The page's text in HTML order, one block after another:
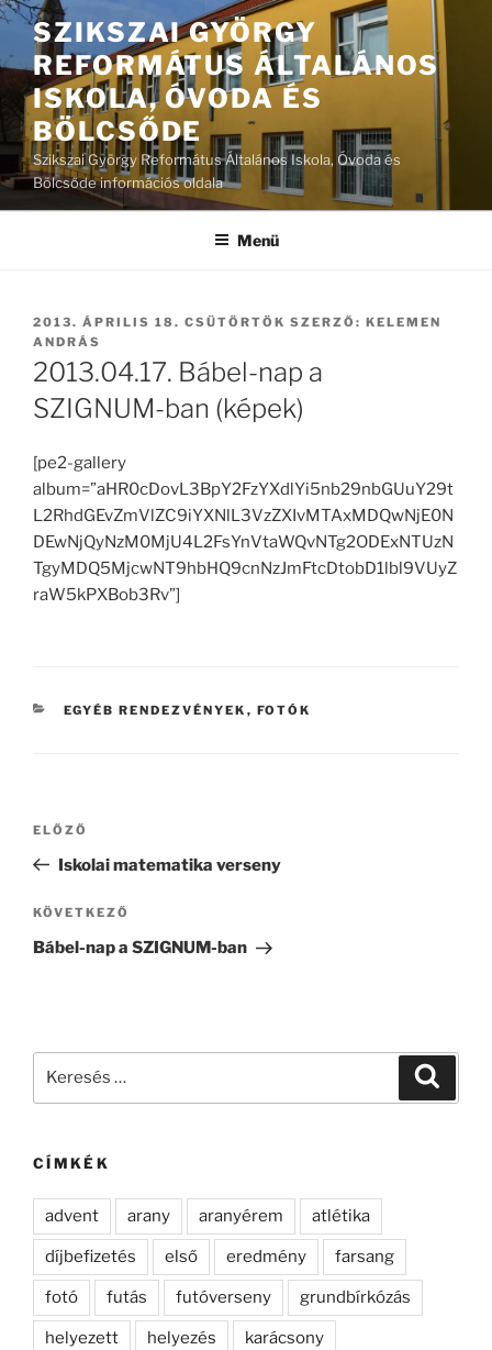
Tartalomhoz
SZIKSZAI GYÖRGY
REFORMÁTUS ÁLTALÁNOS
ISKOLA, ÓVODA ÉS
BÖLCSŐDE
Szikszai György Református Általános Iskola, Óvoda és
Bölcsőde információs oldala
Menü
BEKÜLDVE:
2013. ÁPRILIS 18. CSÜTÖRTÖK SZERZŐ: KELEMEN
ANDRÁS
2013.04.17. Bábel-nap a
SZIGNUM-ban (képek)
[pe2-gallery
album=”aHR0cDovL3BpY2FzYXdlYi5nb29nbGUuY29t
L2RhdGEvZmVlZC9iYXNlL3VzZXIvMTAxMDQwNjE0N
DEwNjQyNzM0MjU4L2FsYnVtaWQvNTg2ODExNTUzN
TgyMDQ5MjcwNT9hbHQ9cnNzJmFtcDtobD1lbl9VUyZ
raW5kPXBob3Rv”]
KATEGÓRIÁK
EGYÉB RENDEZVÉNYEK , FOTÓK
Bejegyzés
Korábbi
bejegyzés
ELŐZŐ
Iskolai matematika verseny
Következő
bejegyzés
KÖVETKEZŐ
Bábel-nap a SZIGNUM-ban
CÍMKÉK
advent arany aranyérem atlétika
díjbefizetés első eredmény farsang
fotó futás futóverseny grundbírkózás
helyezett helyezés karácsony